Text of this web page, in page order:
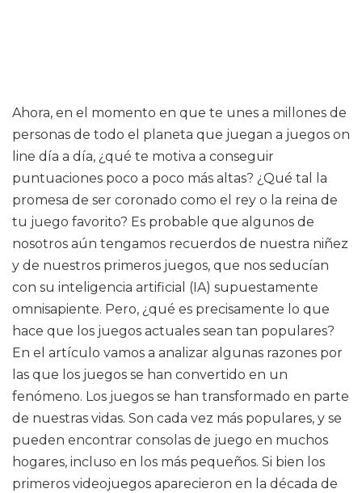
Ahora, en el momento en que te unes a millones de
personas de todo el planeta que juegan a juegos on
line día a día, ¿qué te motiva a conseguir
puntuaciones poco a poco más altas? ¿Qué tal la
promesa de ser coronado como el rey o la reina de
tu juego favorito? Es probable que algunos de
nosotros aún tengamos recuerdos de nuestra niñez
y de nuestros primeros juegos, que nos seducían
con su inteligencia artificial (IA) supuestamente
omnisapiente. Pero, ¿qué es precisamente lo que
hace que los juegos actuales sean tan populares?
En el artículo vamos a analizar algunas razones por
las que los juegos se han convertido en un
fenómeno. Los juegos se han transformado en parte
de nuestras vidas. Son cada vez más populares, y se
pueden encontrar consolas de juego en muchos
hogares, incluso en los más pequeños. Si bien los
primeros videojuegos aparecieron en la década de